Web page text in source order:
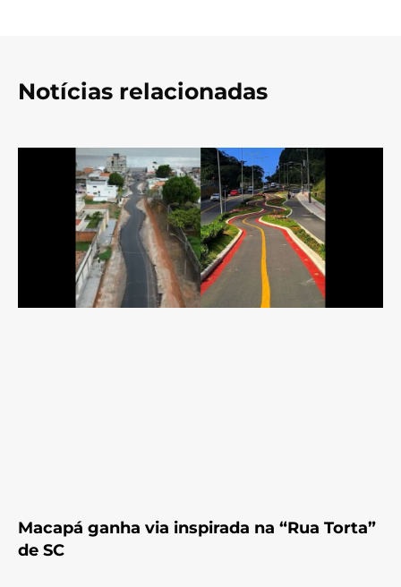
Notícias relacionadas
Macapá ganha via inspirada na “Rua Torta”
de SC